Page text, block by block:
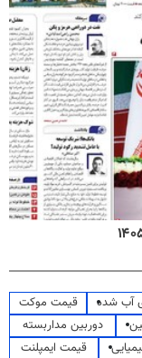
آب شده
قیمت موکت
دوربین مداربسته
قیمت ایمپلنت